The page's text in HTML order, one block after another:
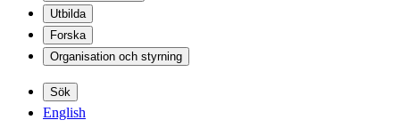
Utbilda
Forska
Organisation och styrning
Sök
English